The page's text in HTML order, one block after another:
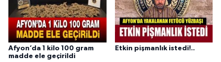
Afyon’da 1 kilo 100 gram
madde ele geçirildi
Etkin pişmanlık istedi!..